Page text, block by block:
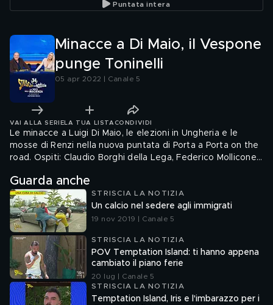
Puntata intera
Minacce a Di Maio, il Vespone
punge Toninelli
05 apr 2022 | Canale 5
VAI ALLA SERIE LA TUA LISTA CONDIVIDI
Le minacce a Luigi Di Maio, le elezioni in Ungheria e le
mosse di Renzi nella nuova puntata di Porta a Porta on the
road. Ospiti: Claudio Borghi della Lega, Federico Mollicone
Danilo Toninelli del Movimento 5 Stelle
Guarda anche
STRISCIA LA NOTIZIA
Un calcio nel sedere agli immigrati
19 nov 2019 | Canale 5
STRISCIA LA NOTIZIA
POV Temptation Island: ti hanno appena
cambiato il piano ferie
20 lug | Canale 5
STRISCIA LA NOTIZIA
Temptation Island, Iris e l'imbarazzo per i